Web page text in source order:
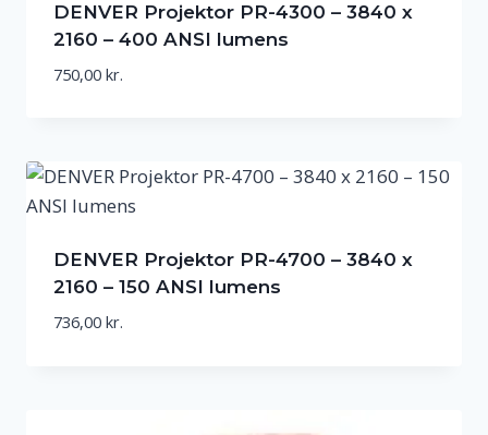
DENVER Projektor PR-4300 – 3840 x
2160 – 400 ANSI lumens
750,00 kr.
DENVER Projektor PR-4700 – 3840 x
2160 – 150 ANSI lumens
736,00 kr.